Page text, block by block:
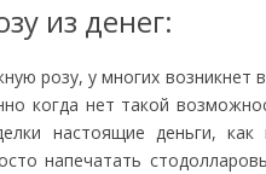
из денег:
розу, у многих возникнет
когда нет такой
настоящие деньги, как
напечатать